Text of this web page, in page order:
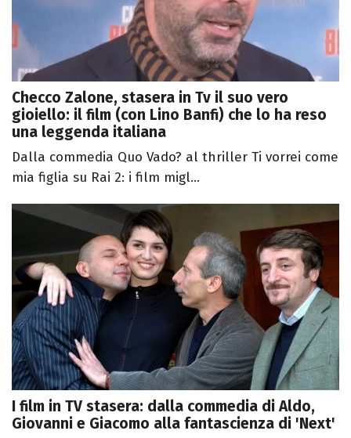
Checco Zalone, stasera in Tv il suo vero
gioiello: il film (con Lino Banfi) che lo ha reso
una leggenda italiana
Dalla commedia Quo Vado? al thriller Ti vorrei come
mia figlia su Rai 2: i film migl...
I film in TV stasera: dalla commedia di Aldo,
Giovanni e Giacomo alla fantascienza di 'Next'